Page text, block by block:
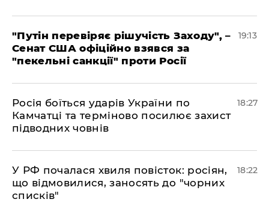
​"Путін перевіряє рішучість Заходу", –
Сенат США офіційно взявся за
"пекельні санкції" проти Росії
19:13
​Росія боїться ударів України по
Камчатці та терміново посилює захист
підводних човнів
18:27
​У РФ почалася хвиля повісток: росіян,
що відмовилися, заносять до "чорних
списків"
18:22